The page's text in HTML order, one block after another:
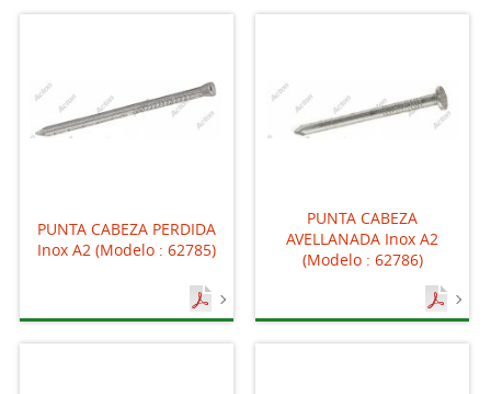
PUNTA CABEZA PERDIDA
Inox A2 (Modelo : 62785)
PUNTA CABEZA
AVELLANADA Inox A2
(Modelo : 62786)